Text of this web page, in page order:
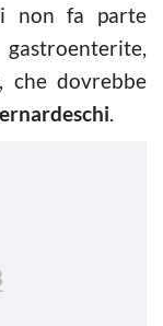
non fa parte
, che dovrebbe
.